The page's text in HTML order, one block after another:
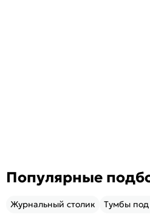
Популярные
Журнальный столик Тумбы под